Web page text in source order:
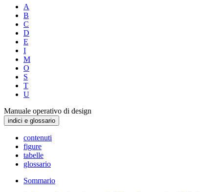
A
B
C
D
E
I
M
O
S
T
U
Manuale operativo di design
indici e glossario
contenuti
figure
tabelle
glossario
Sommario